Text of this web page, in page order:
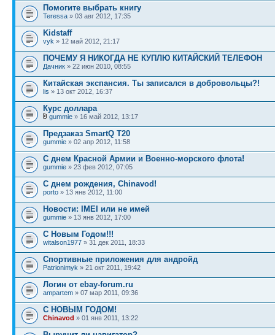
Помогите выбрать книгу
Teressa » 03 авг 2012, 17:35
Kidstaff
vyk » 12 май 2012, 21:17
ПОЧЕМУ Я НИКОГДА НЕ КУПЛЮ КИТАЙСКИЙ ТЕЛЕФОН
Дачник » 22 июн 2010, 08:55
Китайская экспансия. Ты записался в добровольцы?!
lis » 13 окт 2012, 16:37
Курс доллара
gummie » 16 май 2012, 13:17
Предзаказ SmartQ T20
gummie » 02 апр 2012, 11:58
С днем Красной Армии и Военно-морского флота!
gummie » 23 фев 2012, 07:05
С днем рождения, Chinavod!
porto » 13 янв 2012, 11:00
Новости: IMEI или не имей
gummie » 13 янв 2012, 17:00
С Новым Годом!!!
witalson1977 » 31 дек 2011, 18:33
Спортивные приложения для андройд
Patrionimyk » 21 окт 2011, 19:42
Логин от ebay-forum.ru
ampartem » 07 мар 2011, 09:36
С НОВЫМ ГОДОМ!
Chinavod » 01 янв 2011, 13:22